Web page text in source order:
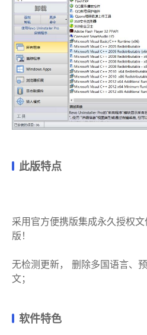
此版特点
采用官方便携版集成永久授权
版！
无检测更新， 删除多国语言、
文；
软件特色